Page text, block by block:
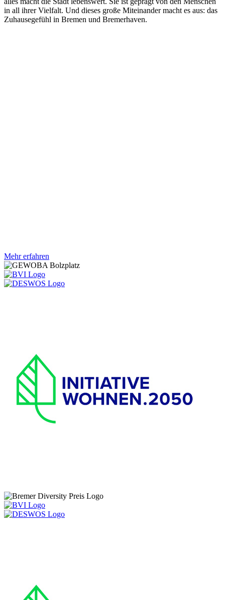
in all ihrer Vielfalt. Und dieses große Miteinander macht es aus: das
Zuhausegefühl in Bremen und Bremerhaven.
Mehr erfahren